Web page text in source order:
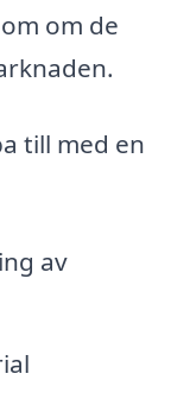
om de
till med en
av